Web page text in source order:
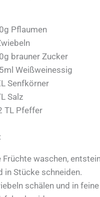
Pflaumen
brauner Zucker
Weißweinessig
Senfkörner
Salz
TL Pfeffer
Früchte waschen,
in Stücke schneiden.
schälen und in feine